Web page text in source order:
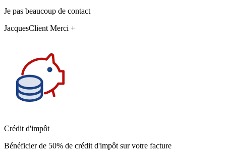
Je pas beaucoup de contact
JacquesClient Merci +
Crédit d'impôt
Bénéficier de 50% de crédit d'impôt sur votre facture